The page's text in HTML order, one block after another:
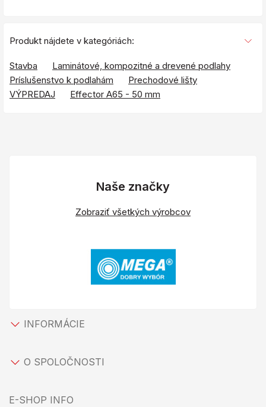
Produkt nájdete v kategóriách:
Stavba
Laminátové, kompozitné a drevené podlahy
Príslušenstvo k podlahám
Prechodové lišty
VÝPREDAJ
Effector A65 - 50 mm
Naše značky
Zobraziť všetkých výrobcov
INFORMÁCIE
O SPOLOČNOSTI
E-SHOP INFO